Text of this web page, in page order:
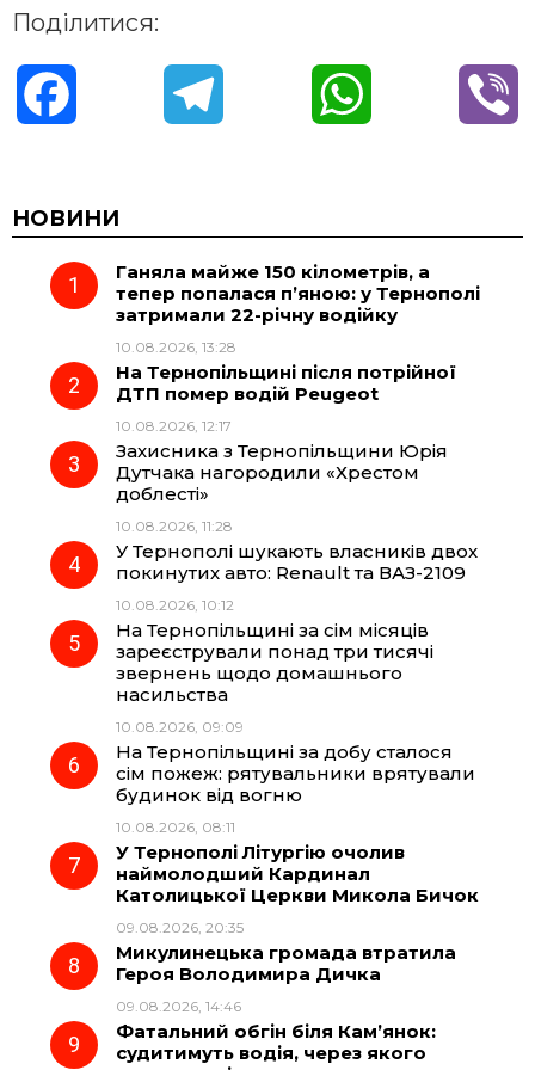
Поділитися:
c
e
o
o
e
r
a
t
A
p
НОВИНИ
Ганяла майже 150 кілометрів, а
тепер попалася п’яною: у Тернополі
затримали 22-річну водійку
10.08.2026, 13:28
На Тернопільщині після потрійної
ДТП помер водій Peugeot
10.08.2026, 12:17
Захисника з Тернопільщини Юрія
Дутчака нагородили «Хрестом
доблесті»
10.08.2026, 11:28
У Тернополі шукають власників двох
покинутих авто: Renault та ВАЗ-2109
10.08.2026, 10:12
На Тернопільщині за сім місяців
зареєстрували понад три тисячі
звернень щодо домашнього
насильства
10.08.2026, 09:09
На Тернопільщині за добу сталося
сім пожеж: рятувальники врятували
будинок від вогню
10.08.2026, 08:11
У Тернополі Літургію очолив
наймолодший Кардинал
Католицької Церкви Микола Бичок
09.08.2026, 20:35
Микулинецька громада втратила
Героя Володимира Дичка
09.08.2026, 14:46
Фатальний обгін біля Кам’янок:
судитимуть водія, через якого